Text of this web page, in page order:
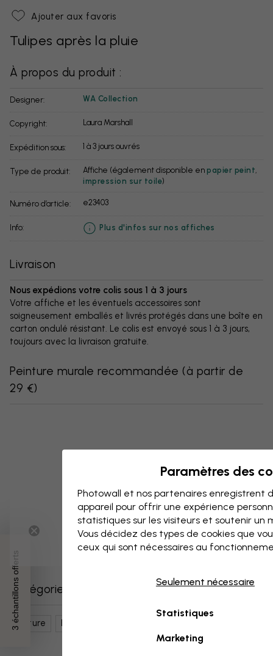
Ajouter aux favoris
Tulipes après la pluie
À propos du produit :
Designer: WA Collection
Copyright: Laura Marshall
Expédition sous: 1 à 3 jours ouvrés
Type de produit: Affiche (également disponible en papier peint
impression sur toile)
Numéro d’article: e23403
info: Plus d'infos sur nos affiches
Livraison
Nous expédions votre colis sous 1 à 3 jours
Votre affiche et les éventuels accessoires sont
soigneusement emballés et livrés protégés dans une boîte en
carton ondulé résistant. Le colis est envoyé sous 1 à 3 jours,
toujours avec la livraison gratuite.
Peinture murale recommandée (à partir de
29 €)
Catégories similaires
Nature Fleurs
3 échantillons offerts
Paramètres des
Photowall et nos partenaires enregistrent
appareil pour offrir une expérience
statistiques sur les visiteurs et soutenir un
Vous décidez des types de cookies que
ceux qui sont nécessaires au
Seulement nécessaire
Statistiques
Marketing